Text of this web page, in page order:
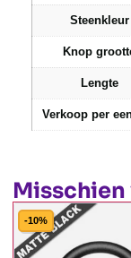
Steenkleur
Knop
Lengte
Verkoop per
Misschien
-10%